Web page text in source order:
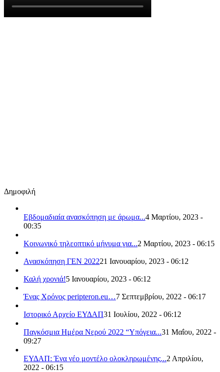
Δημοφιλή
Εβδομαδιαία ανασκόπηση με άρωμα...4 Μαρτίου, 2023 -
00:35
Κοινωνικό τηλεοπτικό μήνυμα για...2 Μαρτίου, 2023 - 06:15
Ανασκόπηση ΓΕΝ 202221 Ιανουαρίου, 2023 - 06:12
Καλή χρονιά!5 Ιανουαρίου, 2023 - 06:12
Ένας Χρόνος peripteron.eu…7 Σεπτεμβρίου, 2022 - 06:17
Ιστορικό Αρχείο ΕΥΔΑΠ31 Ιουλίου, 2022 - 06:12
Παγκόσμια Ημέρα Νερού 2022 “Υπόγεια...31 Μαΐου, 2022 -
09:27
ΕΥΔΑΠ: Ένα νέο μοντέλο ολοκληρωμένης...2 Απριλίου,
2022 - 06:15